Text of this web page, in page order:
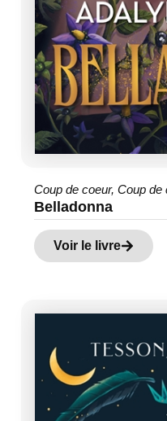
Coup de coeur, Coup de
Belladonna
Voir le livre